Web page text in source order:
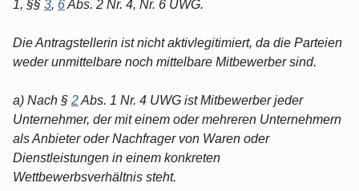
1, §§ 3, 6Abs. 2 Nr. 4, Nr. 6 UWG.
Die Antragstellerin ist nicht aktivlegitimiert, da die Parteien
weder unmittelbare noch mittelbare Mitbewerber sind.
a) Nach § 2Abs. 1 Nr. 4 UWG ist Mitbewerber jeder
Unternehmer, der mit einem oder mehreren Unternehmern
als Anbieter oder Nachfrager von Waren oder
Dienstleistungen in einem konkreten
Wettbewerbsverhältnis steht.